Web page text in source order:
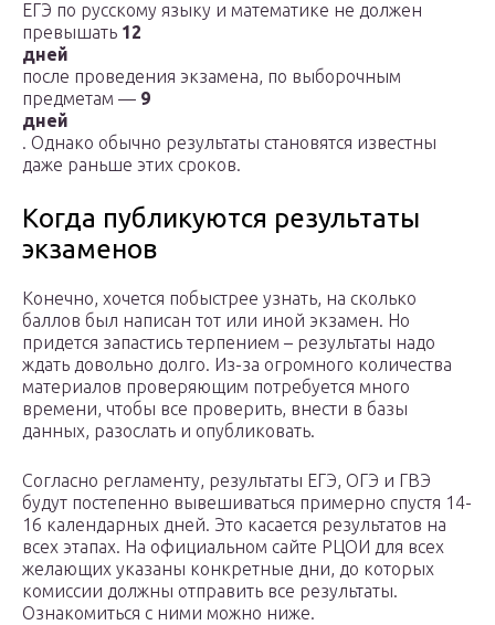
ЕГЭ по русскому языку и математике не должен
превышать 12
дней
после проведения экзамена, по выборочным
предметам — 9
дней
. Однако обычно результаты становятся известны
даже раньше этих сроков.
Когда публикуются результаты
экзаменов
Конечно, хочется побыстрее узнать, на сколько
баллов был написан тот или иной экзамен. Но
придется запастись терпением – результаты надо
ждать довольно долго. Из-за огромного количества
материалов проверяющим потребуется много
времени, чтобы все проверить, внести в базы
данных, разослать и опубликовать.
Согласно регламенту, результаты ЕГЭ, ОГЭ и ГВЭ
будут постепенно вывешиваться примерно спустя 14-
16 календарных дней. Это касается результатов на
всех этапах. На официальном сайте РЦОИ для всех
желающих указаны конкретные дни, до которых
комиссии должны отправить все результаты.
Ознакомиться с ними можно ниже.